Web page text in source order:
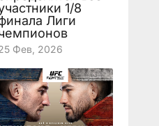
1/8
Лиги
Фев, 2026